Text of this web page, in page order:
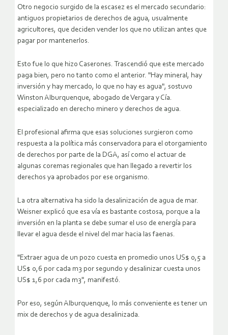
Otro negocio surgido de la escasez es el mercado secundario:
antiguos propietarios de derechos de agua, usualmente
agricultores, que deciden vender los que no utilizan antes que
pagar por mantenerlos.
Esto fue lo que hizo Caserones. Trascendió que este mercado
paga bien, pero no tanto como el anterior. "Hay mineral, hay
inversión y hay mercado, lo que no hay es agua", sostuvo
Winston Alburquenque, abogado de Vergara y Cía.
especializado en derecho minero y derechos de agua.
El profesional afirma que esas soluciones surgieron como
respuesta a la política más conservadora para el otorgamiento
de derechos por parte de la DGA, así como el actuar de
algunas coremas regionales que han llegado a revertir los
derechos ya aprobados por ese organismo.
La otra alternativa ha sido la desalinización de agua de mar.
Weisner explicó que esa vía es bastante costosa, porque a la
inversión en la planta se debe sumar el uso de energía para
llevar el agua desde el nivel del mar hacia las faenas.
"Extraer agua de un pozo cuesta en promedio unos US$ 0,5 a
US$ 0,6 por cada m3 por segundo y desalinizar cuesta unos
US$ 1,6 por cada m3", manifestó.
Por eso, según Alburquenque, lo más conveniente es tener un
mix de derechos y de agua desalinizada.